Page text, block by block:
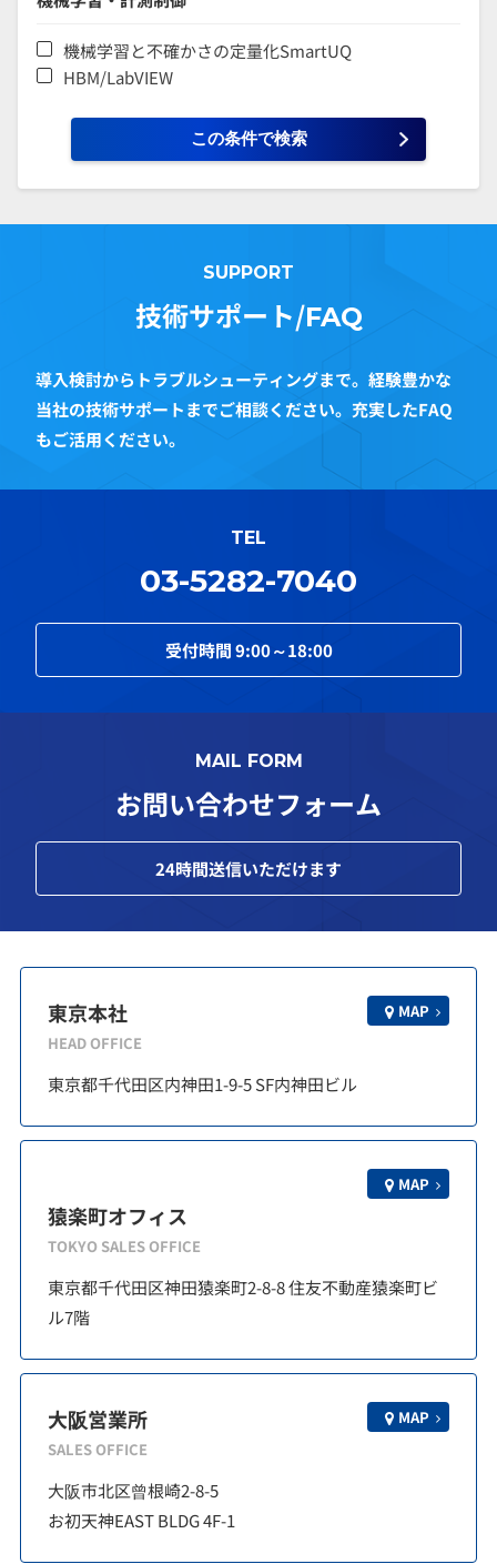
機械学習と不確かさの定量化SmartUQ
HBM/LabVIEW
SUPPORT
技術サポート/FAQ
導入検討からトラブルシューティングまで。経験豊かな
当社の技術サポートまでご相談ください。充実したFAQ
もご活用ください。
TEL
03-5282-7040
受付時間9:00～18:00
MAIL FORM
お問い合わせフォーム
24時間送信いただけます
東京本社
HEAD OFFICE
MAP
東京都千代田区内神田1-9-5 SF内神田ビル
猿楽町オフィス
TOKYO SALES OFFICE
MAP
東京都千代田区神田猿楽町2-8-8 住友不動産猿楽町ビ
ル7階
大阪営業所
SALES OFFICE
MAP
大阪市北区曾根崎2-8-5
お初天神EAST BLDG 4F-1